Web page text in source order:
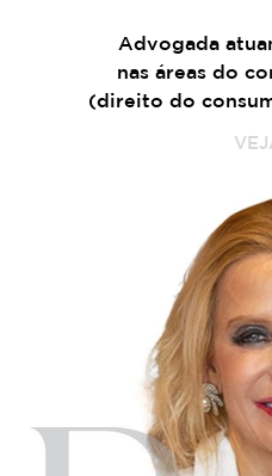
Advogada
nas áreas do
(direito do